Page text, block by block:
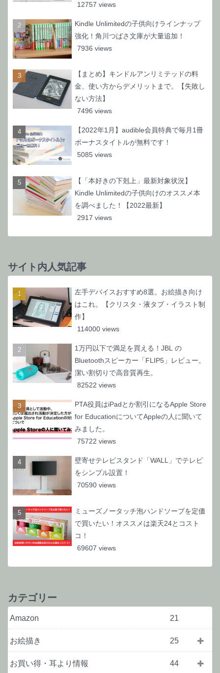
12757 views
Kindle Unlimitedの子供向けラインナップ
強化！角川つばさ文庫が大量追加！
7936 views
【まとめ】キンドルアンリミテッドの料
金、使い方からデメリットまで。【失敗し
ない方法】
7496 views
【2022年1月】audible会員特典で毎月1冊
ボーナスタイトルが無料です！
5085 views
【「本好きの下剋上」最新対象状況】
Kindle Unlimitedの子供向けのオススメ本
を調べました！【2022最新】
2917 views
サイト内人気記事
左手デバイスおすすめ8選。お絵描き向け
はこれ。【クリスタ・液タブ・イラスト制
作】
114000 views
1万円以下で満足を買える！JBL の
Bluetoothスピーカー「FLIP5」レビュー。
潔い割切りで高音質再生。
82522 views
PTA役員はiPadとか割引になるApple Store
for EducationについてAppleの人に聞いて
みました。
75722 views
壁寄せテレビスタンド「WALL」でテレビ
をシンプル設置！
70590 views
ミューズノータッチ泡ハンドソープを定価
で買いたい！オススメは楽天24とコスト
コ！
69607 views
カテゴリー
Amazon 21
お絵描き 25
お買い得・耳より情報 44